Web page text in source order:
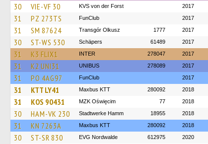
30 VIE-VF 30 KVS von der Forst 2017
31 PZ 273TS FunClub 2017
31 SM 87624 Transgór Olkusz 1777 2017
30 ST-WS 530 Schäpers 61489 2017
31 K3 FLIX1 INTER 278047 2017
31 K2 UNI31 UNIBUS 278089 2017
31 PO 4AG97 FunClub 2017
31 KTT LY41 Maxbus KTT 280092 2018
31 KOS 90431 MZK Oświęcim 77 2018
30 HAM-VK 230 Stadtwerke Hamm 18955 2018
31 KN 7263A Maxbus KTT 280092 2018
30 ST-SR 830 EVG Nordwalde 612975 2020